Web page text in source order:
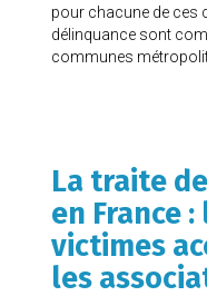
pour chacune de ces
délinquance sont
communes
La traite
en France
victimes
les